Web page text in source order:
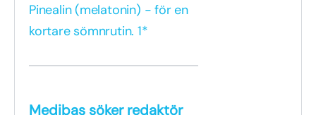
Pinealin (melatonin) - för en
kortare sömnrutin. 1*
Medibas söker redaktör